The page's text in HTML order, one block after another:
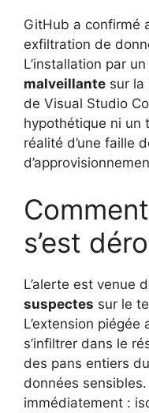
GitHub a confirmé
exfiltration de
L’installation par
malveillante sur la
de Visual Studio
hypothétique ni un
réalité d’une faille
s’est
L’alerte est venue
suspectes sur le
L’extension
s’infiltrer dans le
des pans entiers
données
immédiatement :